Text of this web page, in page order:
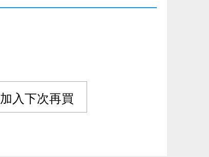
加入下次再買